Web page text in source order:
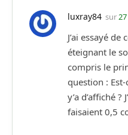
luxray84 sur
J’ai essayé
éteignant le
compris le
question :
y’a d’affiché ?
faisaient 0,5